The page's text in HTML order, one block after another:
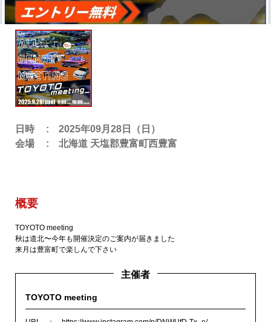
日時
2025年09月28日（日）
会場
北海道 天塩郡豊富町西豊富
概要
TOYOTO meeting
秋は道北〜今年も開催決定のご案内が届きました
来月は豊富町で楽しんで下さい
主催者
TOYOTO meeting